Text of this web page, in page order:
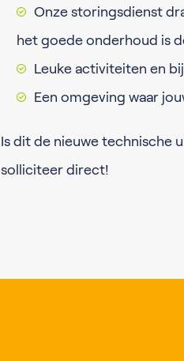
Onze storingsdienst
het goede onderhoud is
Leuke activiteiten en
Een omgeving waar
Is dit de nieuwe technische
solliciteer direct!